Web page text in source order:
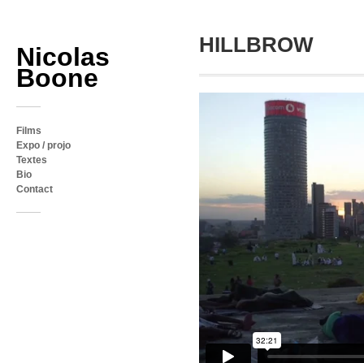
Nicolas
Boone
Films
Expo / projo
Textes
Bio
Contact
HILLBROW